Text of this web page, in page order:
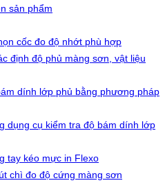
sản phẩm
cốc đo độ nhớt phù hợp
định độ phủ màng sơn, vật liệu
dính lớp phủ bằng phương pháp
dụng cụ kiểm tra độ bám dính lớp
tay kéo mực in Flexo
chì đo độ cứng màng sơn